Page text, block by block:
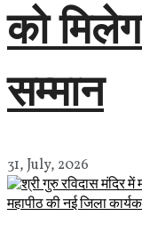
को
सम्मान
31, July, 2026